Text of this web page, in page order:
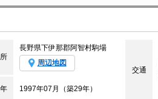
長野県下伊那郡阿智村駒場
周辺地図
交通
1997年07月（築29年）